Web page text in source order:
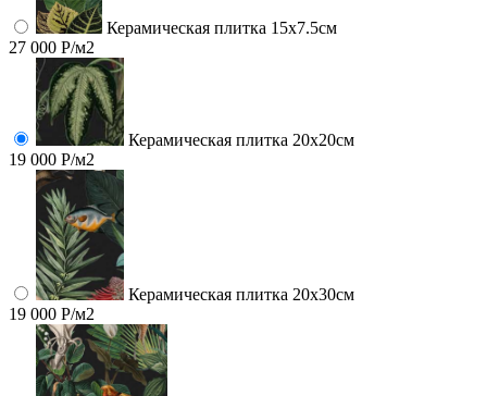
Керамическая плитка 15х7.5см
27 000 Р/м2
Керамическая плитка 20х20см
19 000 Р/м2
Керамическая плитка 20х30см
19 000 Р/м2